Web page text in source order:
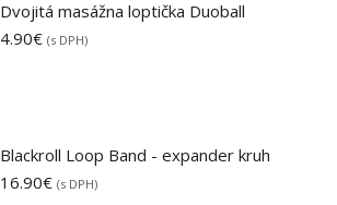
Dvojitá masážna loptička Duoball
4.90€ (s DPH)
Blackroll Loop Band - expander kruh
16.90€ (s DPH)